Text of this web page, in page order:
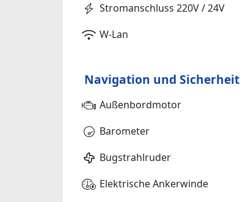
Stromanschluss 220V / 24V
W-Lan
Navigation und Sicherheit
Außenbordmotor
Barometer
Bugstrahlruder
Elektrische Ankerwinde